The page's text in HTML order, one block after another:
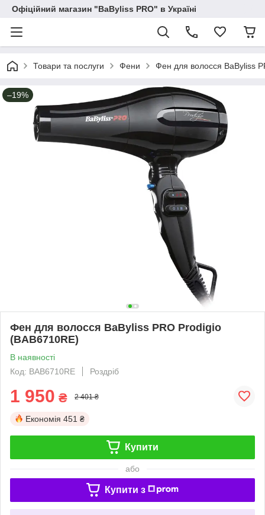
Офіційний магазин "BaByliss PRO" в Україні
Товари та послуги Фени Фен для волосся BaByliss
–19%
Фен для волосся BaByliss PRO Prodigio
(BAB6710RE)
В наявності
Код: BAB6710RE
Роздріб
1 950 ₴ 2 401 ₴
Економія 451 ₴
Купити
або
Купити з